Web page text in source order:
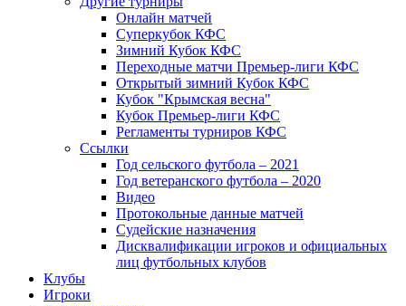
Онлайн матчей
Суперкубок КФС
Зимний Кубок КФС
Переходные матчи Премьер-лиги КФС
Открытый зимний Кубок КФС
Кубок "Крымская весна"
Кубок Премьер-лиги КФС
Регламенты турниров КФС
Ссылки
Год сельского футбола – 2021
Год ветеранского футбола – 2020
Видео
Протокольные данные матчей
Судейские назначения
Дисквалификации игроков и официальных
лиц футбольных клубов
Клубы
Игроки